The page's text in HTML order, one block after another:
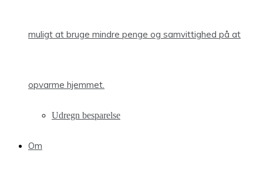
muligt at bruge mindre penge og samvittighed på at
opvarme hjemmet.
Udregn besparelse
Om